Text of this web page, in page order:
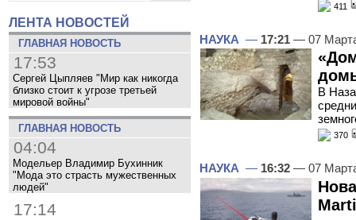
ЛЕНТА НОВОСТЕЙ
ГЛАВНАЯ НОВОСТЬ
17:53
Сергей Цыпляев "Мир как никогда
близко стоит к угрозе третьей
мировой войны"
ГЛАВНАЯ НОВОСТЬ
04:04
Модельер Владимир Бухинник
"Мода это страсть мужественных
людей"
17:14
411
НАУКА — 17:21 — 07
В
370
НАУКА — 16:32 — 07